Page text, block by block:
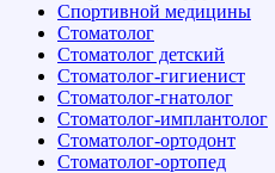
Спортивной медицины
Стоматолог
Стоматолог детский
Стоматолог-гигиенист
Стоматолог-гнатолог
Стоматолог-имплантолог
Стоматолог-ортодонт
Стоматолог-ортопед